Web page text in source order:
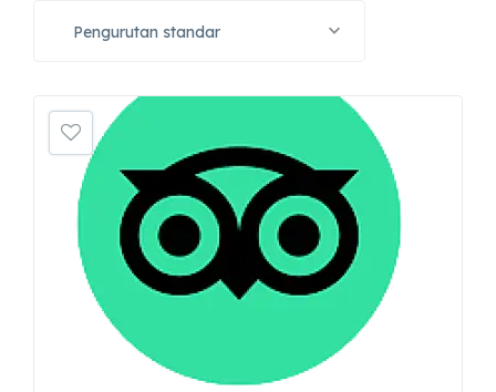
Pengurutan standar